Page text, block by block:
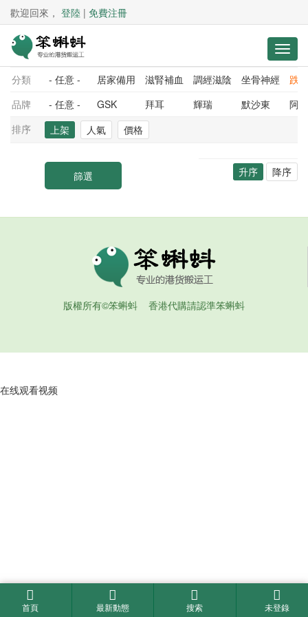
歡迎回來， 登陸 | 免費注冊
分類 - 任意 - 居家備用 滋腎補血 調經滋陰 坐骨神經
跌
品牌
- 任意 - GSK 拜耳 輝瑞 默沙東
阿
排序
上架 人氣 價格
升序 降序
版權所有©笨蝌蚪 香港代購請認準笨蝌蚪
首頁 最新動態 搜索 未登錄
在线观看视频